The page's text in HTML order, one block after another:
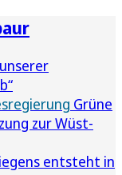
Grüne
zur Wüst-
entsteht in